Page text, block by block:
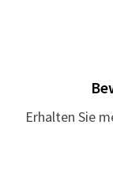
Erhalten Sie